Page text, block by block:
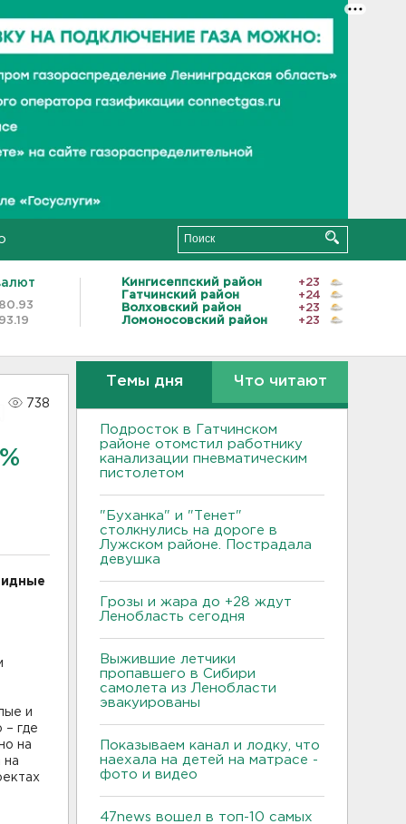
80.93
93.19
Кингисеппский район
+23
Гатчинский район
+24
Волховский район
+23
Ломоносовский район
+23
738
и
– где
на
на
Темы дня Что читают
Подросток в Гатчинском
районе отомстил работнику
канализации пневматическим
пистолетом
"Буханка" и "Тенет"
столкнулись на дороге в
Лужском районе. Пострадала
девушка
Грозы и жара до +28 ждут
Ленобласть сегодня
Выжившие летчики
пропавшего в Сибири
самолета из Ленобласти
эвакуированы
Показываем канал и лодку, что
наехала на детей на матрасе -
фото и видео
47news вошел в топ-10 самых